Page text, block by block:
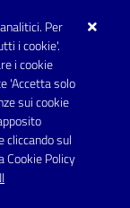
Per
i cookie'.
i cookie
'Accetta solo
sui cookie
cliccando sul
Cookie Policy